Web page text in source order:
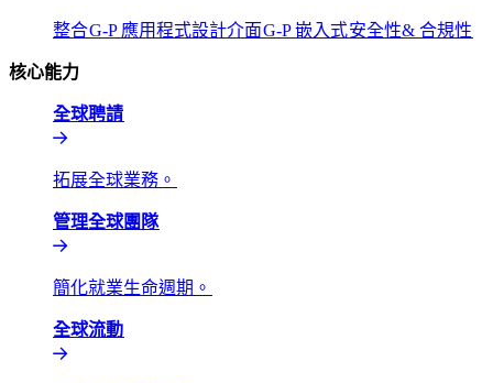
整合​​G-P 應用程式設計介面​​G-P 嵌入式​​安全性& 合規性​​
核心能力​​
全球聘請​​
拓展全球業務。​​
管理全球團隊​​
簡化就業生命週期。​​
全球流動​​